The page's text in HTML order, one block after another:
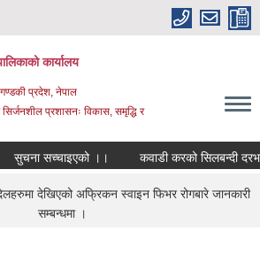
कार्यालय
गण्डकी प्रदेश, नेपाल
सिर्जनशील प्रशासनः विकास, समृद्धि र
सुचना सच्चाइएको ।। कवाडी करको सिलबन्दी
देखिएको अफ्रिकन स्वाइन फिभर रोगबारे जानकारी
सम्बन्धमा ।